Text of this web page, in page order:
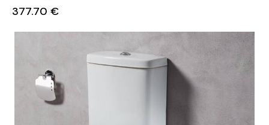
377.70 €